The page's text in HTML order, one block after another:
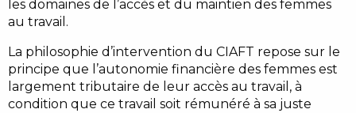
les domaines de l’accès et du maintien des femmes
au travail.
La philosophie d’intervention du CIAFT repose sur le
principe que l’autonomie financière des femmes est
largement tributaire de leur accès au travail, à
condition que ce travail soit rémunéré à sa juste